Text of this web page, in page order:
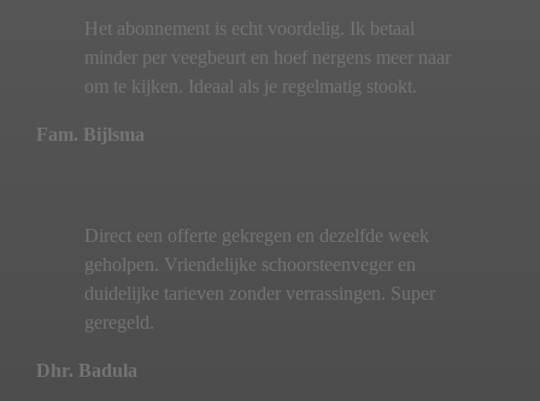
Het abonnement is echt voordelig. Ik betaal
minder per veegbeurt en hoef nergens meer naar
om te kijken. Ideaal als je regelmatig stookt.
Fam. Bijlsma
Direct een offerte gekregen en dezelfde week
geholpen. Vriendelijke schoorsteenveger en
duidelijke tarieven zonder verrassingen. Super
geregeld.
Dhr. Badula